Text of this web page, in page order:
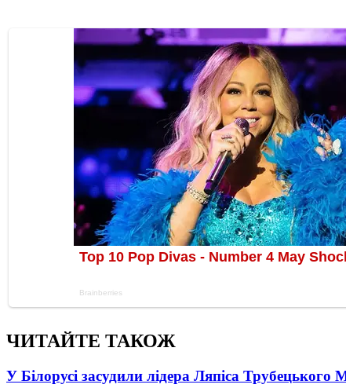
ЧИТАЙТЕ ТАКОЖ
У Білорусі засудили лідера Ляпіса Трубецького